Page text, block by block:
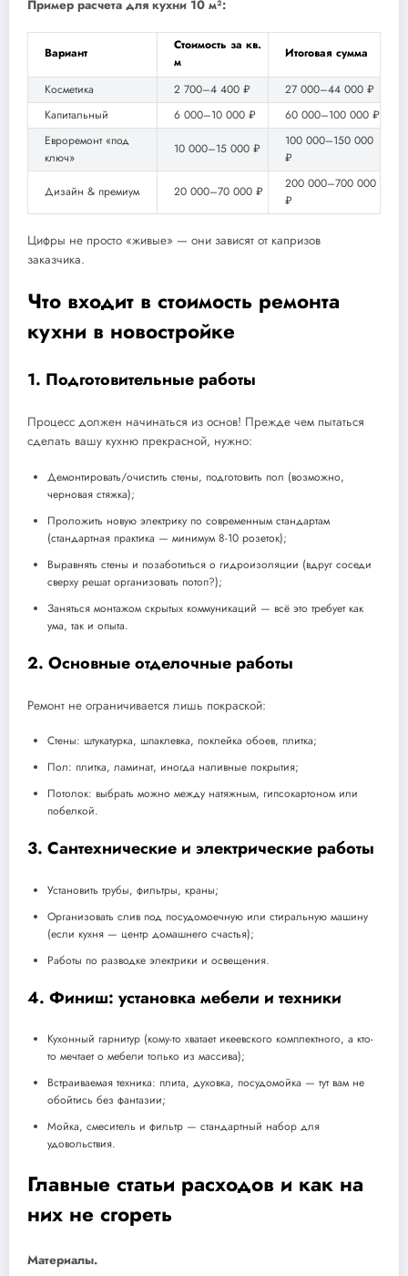
Пример расчета для кухни 10 м²:
Вариант
Стоимость за кв.
м
Итоговая сумма
Косметика 2 700–4 400 ₽
27 000–44 000 ₽
Капитальный
6 000–10 000 ₽
60 000–100 000 ₽
Евроремонт «под
ключ»
10 000–15 000 ₽
100 000–150 000
₽
Дизайн & премиум 20 000–70 000 ₽
200 000–700 000
₽
Цифры не просто «живые» — они зависят от капризов
заказчика.
Что входит в стоимость ремонта
кухни в новостройке
1. Подготовительные работы
Процесс должен начинаться из основ! Прежде чем пытаться
сделать вашу кухню прекрасной, нужно:
Демонтировать/очистить стены, подготовить пол (возможно,
черновая стяжка);
Проложить новую электрику по современным стандартам
(стандартная практика — минимум 8-10 розеток);
Выравнять стены и позаботиться о гидроизоляции (вдруг соседи
сверху решат организовать потоп?);
Заняться монтажом скрытых коммуникаций — всё это требует как
ума, так и опыта.
2. Основные отделочные работы
Ремонт не ограничивается лишь покраской:
Стены: штукатурка, шпаклевка, поклейка обоев, плитка;
Пол: плитка, ламинат, иногда наливные покрытия;
Потолок: выбрать можно между натяжным, гипсокартоном или
побелкой.
3. Сантехнические и электрические работы
Установить трубы, фильтры, краны;
Организовать слив под посудомоечную или стиральную машину
(если кухня — центр домашнего счастья);
Работы по разводке электрики и освещения.
4. Финиш: установка мебели и техники
Кухонный гарнитур (кому-то хватает икеевского комплектного, а кто-
то мечтает о мебели только из массива);
Встраиваемая техника: плита, духовка, посудомойка — тут вам не
обойтись без фантазии;
Мойка, смеситель и фильтр — стандартный набор для
удовольствия.
Главные статьи расходов и как на
них не сгореть
Материалы.